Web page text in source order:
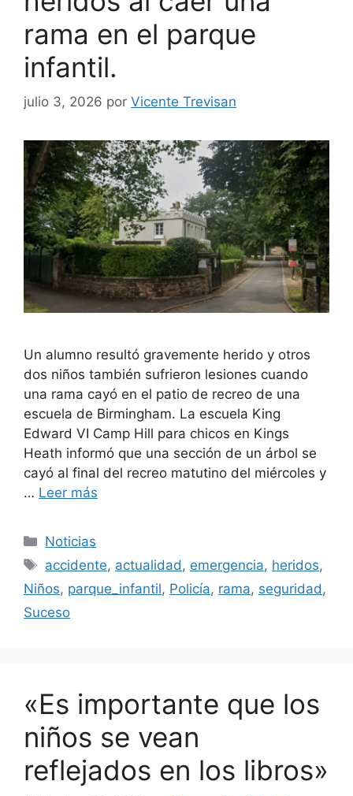
rama en el parque
infantil.
julio 3, 2026 por Vicente Trevisan
Un alumno resultó gravemente herido y otros
dos niños también sufrieron lesiones cuando
una rama cayó en el patio de recreo de una
escuela de Birmingham. La escuela King
Edward VI Camp Hill para chicos en Kings
Heath informó que una sección de un árbol se
cayó al final del recreo matutino del miércoles y
… Leer más
Categorías
Noticias
Etiquetas
accidente, actualidad , emergencia, heridos,
Niños, parque_infantil, Policía, rama, seguridad ,
Suceso
«Es importante que los
niños se vean
reflejados en los libros»